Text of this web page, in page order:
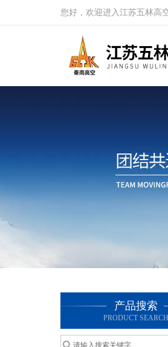
您好，欢迎进入江苏五林高
产品搜索
PRODUCT SEARCH